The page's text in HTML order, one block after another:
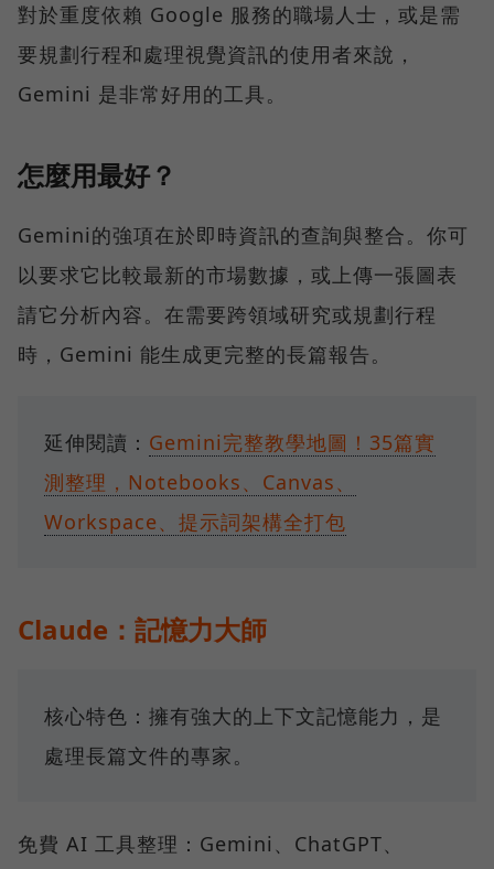
對於重度依賴 Google 服務的職場人士，或是需
要規劃行程和處理視覺資訊的使用者來說，
Gemini 是非常好用的工具。
怎麼用最好？
Gemini的強項在於即時資訊的查詢與整合。你可
以要求它比較最新的市場數據，或上傳一張圖表
請它分析內容。在需要跨領域研究或規劃行程
時，Gemini 能生成更完整的長篇報告。
延伸閱讀： Gemini完整教學地圖！35篇實
測整理，Notebooks、Canvas、
Workspace、提示詞架構全打包
Claude：記憶力大師
核心特色：擁有強大的上下文記憶能力，是
處理長篇文件的專家。
免費 AI 工具整理：Gemini、ChatGPT、